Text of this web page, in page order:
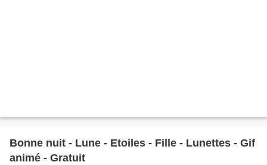
Bonne nuit - Lune - Etoiles - Fille - Lunettes - Gif
animé - Gratuit